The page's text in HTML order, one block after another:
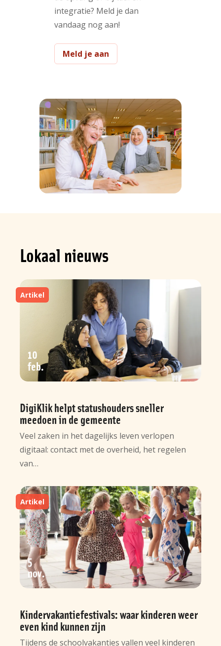
integratie? Meld je dan
vandaag nog aan!
Meld je aan
Lokaal nieuws
DigiKlik helpt statushouders sneller
meedoen in de gemeente
Artikel
10
feb
Veel zaken in het dagelijks leven verlopen
digitaal: contact met de overheid, het regelen
van…
Kindervakantiefestivals: waar kinderen weer
even kind kunnen zijn
Artikel
5
nov
Tijdens de schoolvakanties vallen veel kinderen